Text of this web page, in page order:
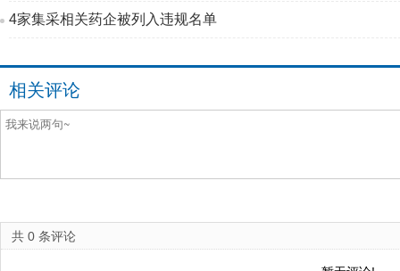
4家集采相关药企被列入违规名单
相关评论
共 0 条评论